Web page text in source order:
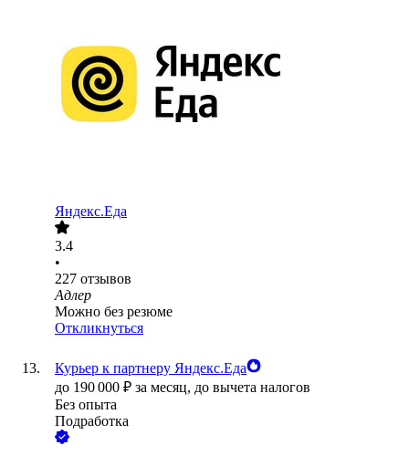
Яндекс.Еда
3.4
•
227 отзывов
Адлер
Можно без резюме
Откликнуться
Курьер к партнеру Яндекс.Еда
до 190 000 ₽ за месяц, до вычета налогов
Без опыта
Подработка